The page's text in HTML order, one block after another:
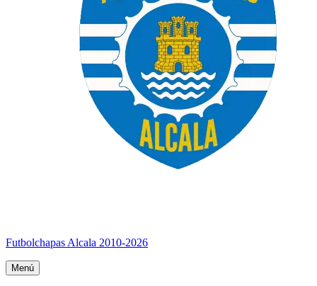
Futbolchapas Alcala 2010-2026
Menú